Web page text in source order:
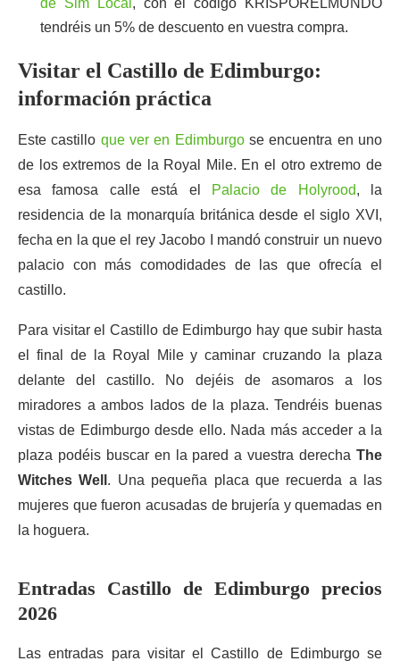
de Sim Local , con el código KRISPORELMUNDO
tendréis un 5% de descuento en vuestra compra.
Visitar el Castillo de Edimburgo:
información práctica
Este castillo que ver en Edimburgose encuentra en uno
de los extremos de la Royal Mile. En el otro extremo de
esa famosa calle está el
Palacio de Holyrood, la
residencia de la monarquía británica desde el siglo XVI,
fecha en la que el rey Jacobo I mandó construir un nuevo
palacio con más comodidades de las que ofrecía el
castillo.
Para visitar el Castillo de Edimburgo hay que subir hasta
el final de la Royal Mile y caminar cruzando la plaza
delante del castillo. No dejéis de asomaros a los
miradores a ambos lados de la plaza. Tendréis buenas
vistas de Edimburgo desde ello. Nada más acceder a la
plaza podéis buscar en la pared a vuestra derecha The
Witches Well . Una pequeña placa que recuerda a las
mujeres que fueron acusadas de brujería y quemadas en
la hoguera.
Entradas Castillo de Edimburgo precios
2026
Las entradas para visitar el Castillo de Edimburgo se